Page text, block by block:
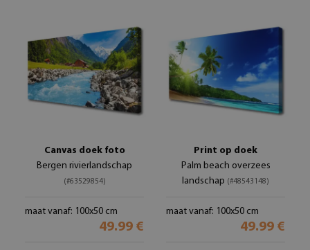
Canvas doek foto
Bergen rivierlandschap
(#63529854)
maat vanaf: 100x50 cm
49.99 €
Print op doek
Palm beach overzees
landschap (#48543148)
maat vanaf: 100x50 cm
49.99 €